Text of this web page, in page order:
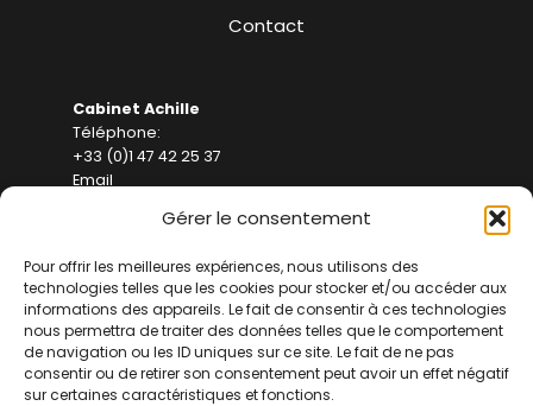
Gérer le consentement
Pour offrir les meilleures expériences, nous utilisons des
technologies telles que les cookies pour stocker et/ou accéder aux
informations des appareils. Le fait de consentir à ces technologies
nous permettra de traiter des données telles que le comportement
de navigation ou les ID uniques sur ce site. Le fait de ne pas
consentir ou de retirer son consentement peut avoir un effet négatif
sur certaines caractéristiques et fonctions.
Cabinet Achille
Téléphone:
+33 (0)1 47 42 25 37
Email
Adresse
Achille Avocats
5 Av. Alphand, 75116 Paris
Contact